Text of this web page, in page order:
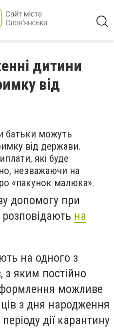
дитини
від
батьки можуть
від держави.
які буде
незважаючи на
«пакунок малюка».
допомогу при
на
на одного з
з яким постійно
можливе
з дня народження
дії карантину